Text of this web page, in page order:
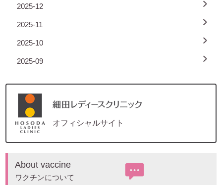
2025-12
2025-11
2025-10
2025-09
オフィシャルサイト
About vaccine
ワクチンについて